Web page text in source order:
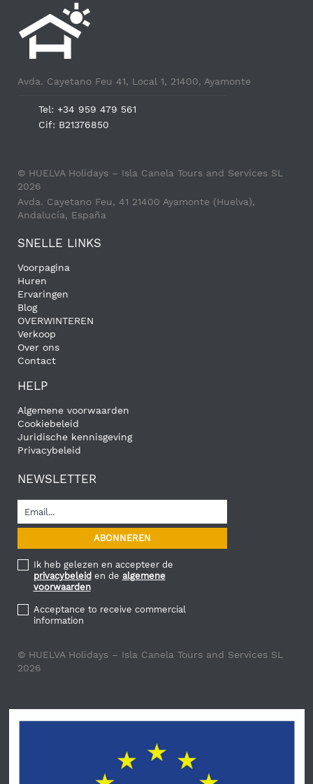
Avda. Cayetano Feu 41, Local 1, 21400, Ayamonte
Tel: +34 959 479 561
Cif: B21376850
© HUELVA Holidays – Isla Canela Tours and Services SL
2026
Avda. Cayetano Feu, 41 21400 Ayamonte (Huelva),
Andalucía, España
SNELLE LINKS
Voorpagina
Huren
Ervaringen
Blog
OVERWINTEREN
Verkoop
Over ons
Contact
HELP
Algemene voorwaarden
Cookiebeleid
Juridische kennisgeving
Privacybeleid
NEWSLETTER
Ik heb gelezen en accepteer de
privacybeleid en de algemene
voorwaarden
Acceptance to receive commercial
information
© HUELVA Holidays – Isla Canela Tours and Services SL
2026